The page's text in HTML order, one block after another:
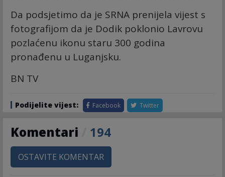
Da podsjetimo da je SRNA prenijela vijest s
fotografijom da je Dodik poklonio Lavrovu
pozlaćenu ikonu staru 300 godina
pronađenu u Luganjsku.
BN TV
Podijelite vijest: Facebook Twitter
Komentari 194
OSTAVITE KOMENTAR